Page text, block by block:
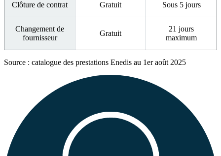
Clôture de contrat Gratuit Sous 5 jours
Changement de
fournisseur
Gratuit
21 jours
maximum
Source : catalogue des prestations Enedis au 1er août 2025